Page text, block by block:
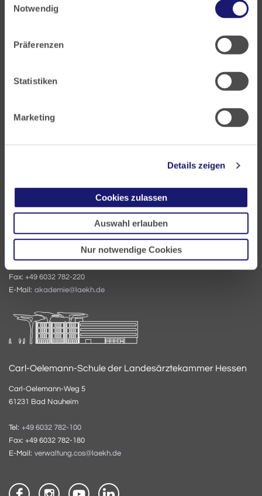
Notwendig
Präferenzen
Statistiken
Marketing
Details zeigen
Cookies zulassen
Auswahl erlauben
Nur notwendige Cookies
Landesärztekammer Hessen
Fax: +49 69 97672-128
Akademie für Ärztliche Fort- und Weiterbildung
61231 Bad Nauheim
Fax: +49 6032 782-220
E-Mail: akademie@laekh.de
Carl-Oelemann-Schule der Landesärztekammer Hessen
Carl-Oelemann-Weg 5
61231 Bad Nauheim
Tel: +49 6032 782-100
Fax: +49 6032 782-180
E-Mail: verwaltung.cos@laekh.de